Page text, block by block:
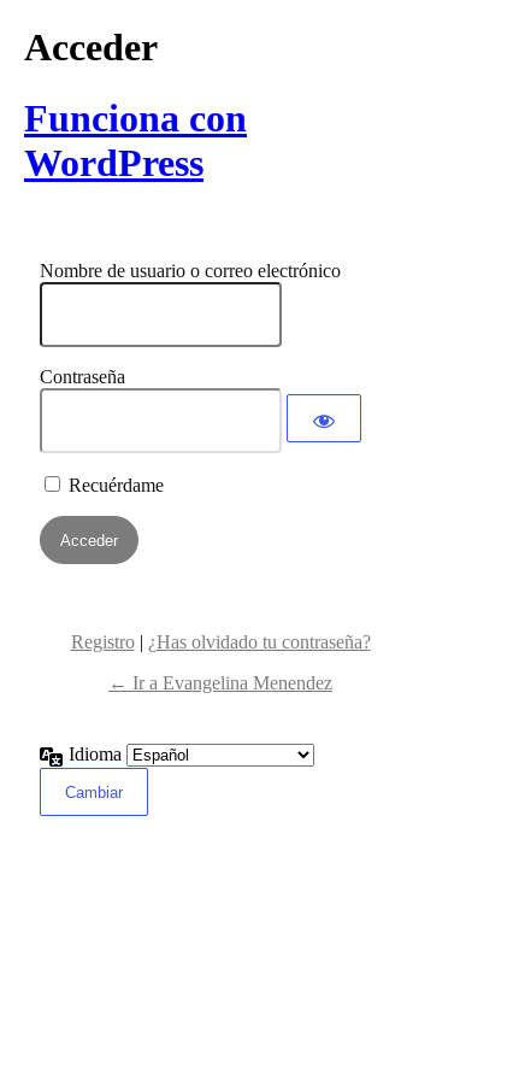
Acceder
Funciona con
WordPress
Nombre de usuario o correo electrónico
Contraseña
Recuérdame
Registro| ¿Has olvidado tu contraseña?
← Ir a Evangelina Menendez
Idioma